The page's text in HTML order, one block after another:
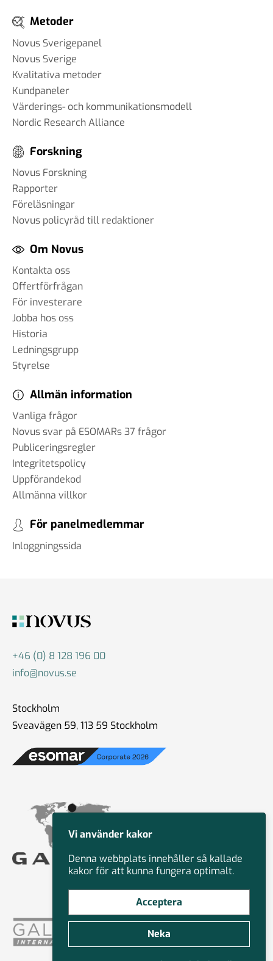
#88 Thomas Matsson -
medieklimatet
12 feb 2025
#87 Brit Stakston
20 dec 2024
#86 Wilhelm Landerholm -
igelkott eller en räv
30 okt 2024
världsläget
#83 Jan Eliasson - Globala
framtidsutsikter
12 okt 2024
#82 Faye Diamond - Det
#81 Bruce Stokes -
Polariserade väljare och
13 sep 2024
#79 Michael Nitsche -
Undersökningar inom Gallup
international
Metoder
Novus Sverigepanel
Novus Sverige
Kvalitativa metoder
Kundpaneler
Värderings- och kommunikationsmodell
Nordic Research Alliance
Forskning
Novus Forskning
Rapporter
Föreläsningar
Novus policyråd till redaktioner
Om Novus
Kontakta oss
Offertförfrågan
För investerare
Jobba hos oss
Historia
Ledningsgrupp
Styrelse
Allmän information
Vanliga frågor
Novus svar på ESOMARs 37 frågor
Publiceringsregler
Integritetspolicy
Uppförandekod
Allmänna villkor
För panelmedlemmar
Inloggningssida
+46 (0) 8 128 196 00
info@novus.se
Stockholm
Sveavägen 59, 113 59 Stockholm
Vi använder kakor
Denna webbplats innehåller så kallade
kakor för att kunna fungera optimalt.
Acceptera
Neka